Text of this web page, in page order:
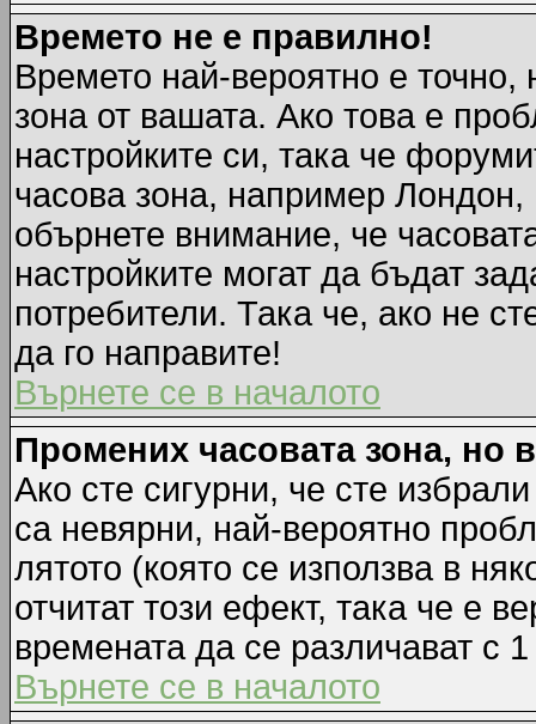
Времето не е правилно!
Времето най-вероятно е точно,
зона от вашата. Ако това е
настройките си, така че
часова зона, например
обърнете внимание, че
настройките могат да бъдат
потребители. Така че, ако не
да го направите!
Върнете се в началото
Промених часовата зона, но
Ако сте сигурни, че сте
са невярни, най-вероятно
лятото (която се използва в
отчитат този ефект, така че е
времената да се различават с
Върнете се в началото